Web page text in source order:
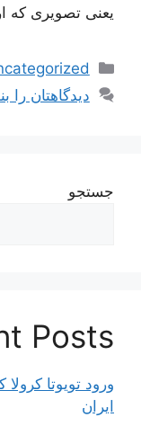
یعنی تصویری که
دسته‌ها
دیدگاهتان را
جستجو
Posts
ایران